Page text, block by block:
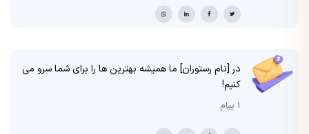
در [نام رستوران] ما همیشه بهترین ها را برای شما سرو می
کنیم!
1 پیام